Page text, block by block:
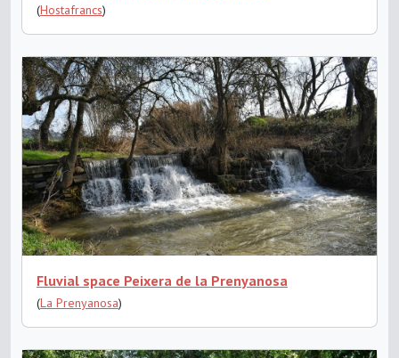
(Hostafrancs)
Fluvial space Peixera de la Prenyanosa
(La Prenyanosa)